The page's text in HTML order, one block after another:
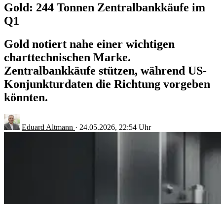
Gold: 244 Tonnen Zentralbankkäufe im
Q1
Gold notiert nahe einer wichtigen
charttechnischen Marke.
Zentralbankkäufe stützen, während US-
Konjunkturdaten die Richtung vorgeben
könnten.
Eduard Altmann · 24.05.2026, 22:54 Uhr